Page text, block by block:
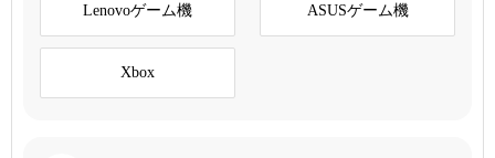
Lenovoゲーム機 ASUSゲーム機
Xbox